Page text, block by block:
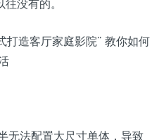
没有的。
无法配置大尺寸单体，导致